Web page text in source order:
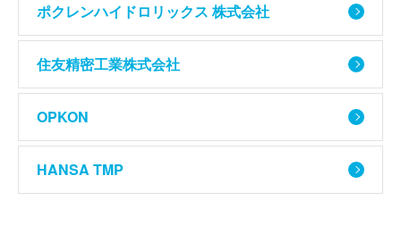
ポクレンハイドロリックス 株式会社
住友精密工業株式会社
OPKON
HANSA TMP